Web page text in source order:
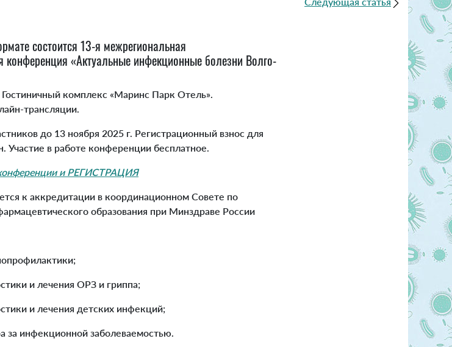
состоится 13-я межрегиональная
«Актуальные инфекционные болезни Волго-
комплекс «Маринс Парк Отель».
трансляции.
до 13 ноября 2025 г. Регистрационный взнос для
Участие в работе конференции бесплатное.
и РЕГИСТРАЦИЯ
к аккредитации в координационном Совете по
образования при Минздраве России
и лечения ОРЗ и гриппа;
и лечения детских инфекций;
за инфекционной заболеваемостью.